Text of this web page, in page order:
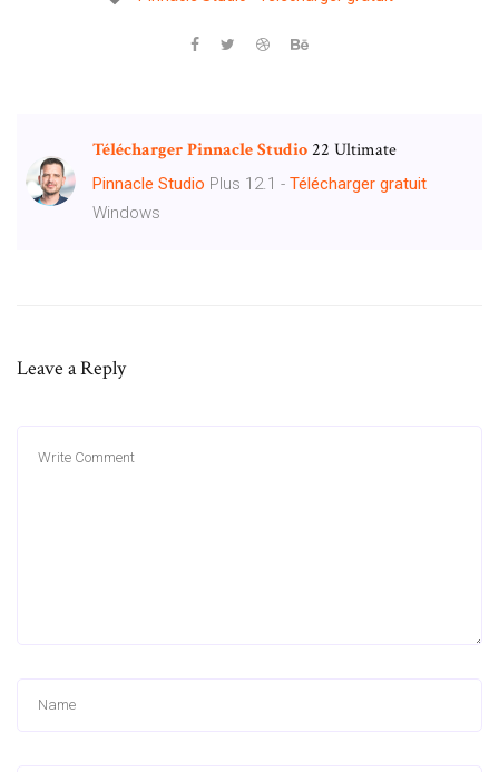
TéléchargerPinnacleStudio22 Ultimate
Pinnacle Studio Plus 12.1 - Télécharger gratuit
Windows
Leave a Reply